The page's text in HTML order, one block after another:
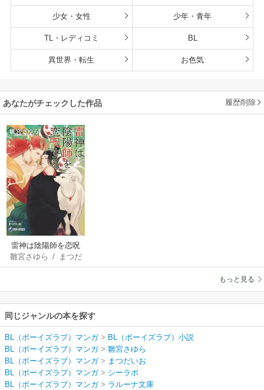
少女・女性 少年・青年
TL・レディコミ BL
異世界・転生 お色気
あなたがチェックした作品 履歴削除
雷神は陰陽師を恋呪
する
雛宮さゆら / まつだ
いお
もっと見る
同じジャンルの本を探す
BL（ボーイズラブ）マンガ> BL（ボーイズラブ）小説
BL（ボーイズラブ）マンガ> 雛宮さゆら
BL（ボーイズラブ）マンガ> まつだいお
BL（ボーイズラブ）マンガ> シーラボ
BL（ボーイズラブ）マンガ> ラルーナ文庫